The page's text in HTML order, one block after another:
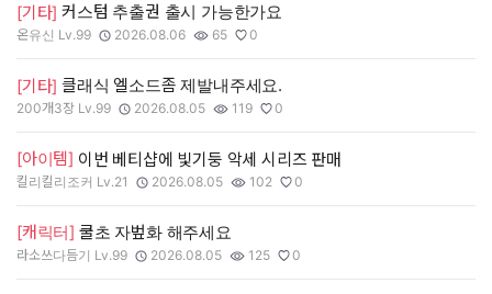
[기타] 커스텀 추출권 출시 가능한가요
작성자:
온유신 Lv.99
작성일:
2026.08.06
조회수:
65
추천수:
0
[기타] 클래식 엘소드좀 제발내주세요.
작성자:
200개3장 Lv.99
작성일:
2026.08.05
조회수:
119
추천수:
0
[아이템] 이번 베티샵에 빛기둥 악세 시리즈 판매
작성자:
킬리킬리조커 Lv.21
작성일:
2026.08.05
조회수:
102
추천수:
0
[캐릭터] 쿨초 자벞화 해주세요
작성자:
라소쓰다듬기 Lv.99
작성일:
2026.08.05
조회수:
125
추천수:
0